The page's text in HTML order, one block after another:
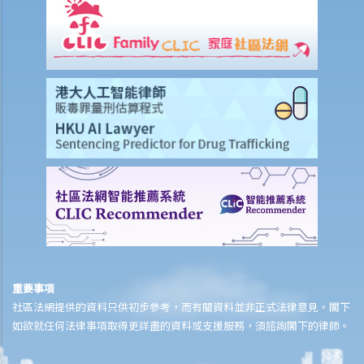
重要事項
社區法網提供的資料只供初步參考，而有關資料並非正式法律意見。閣下
如欲就任何法律事項取得更詳盡的資料或支援服務，須諮詢閣下的律師。